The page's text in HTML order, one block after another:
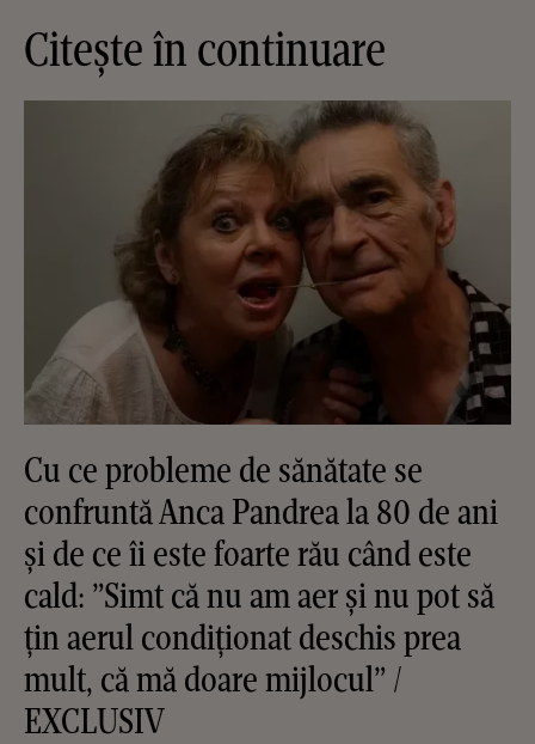
Citește în continuare
Cu ce probleme de sănătate se
confruntă Anca Pandrea la 80 de ani
și de ce îi este foarte rău când este
cald: ”Simt că nu am aer și nu pot să
țin aerul condiționat deschis prea
mult, că mă doare mijlocul” /
EXCLUSIV